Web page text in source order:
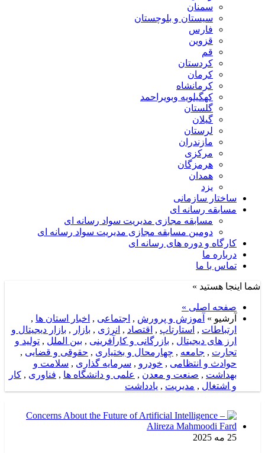
سمنان
سیستان و بلوچستان
فارس
قزوین
قم
کردستان
کرمان
کرمانشاه
کهگیلویه وبویراحمد
گلستان
گیلان
لرستان
مازندران
مرکزی
هرمزگان
همدان
یزد
ساختار سازمانی
مسابقه رسانه ای
مسابقه مجازی مدیریت سواد رسانه ای
دومین مسابقه مجازی مدیریت سواد رسانه ای
کارگاه و دوره های رسانه ای
درباره ما
تماس با ما
شما اینجا هستید »
صفحه اصلی »
آرشیو » آموزش و پرورش , اجتماعی , اخبار استان ها ,
ارتباطات , استارتاپ , اقتصاد , انرژی , بازار , بازار دیجیتال و
ارز های دیجیتال , بازرگانی و کارآفرینی , بین الملل , تولید و
تجارت , جامعه , چهارمحال و بختیاری , حقوقی و قضایی ,
حوادث و انتظامی , خودرو , سرمایه گذاری , سلامت و
بهداشت , صنعت و معدن , علمی و دانشگاه ها , فناوری , کار
و اشتغال , مدیریت , یادداشت
25 مه 2025